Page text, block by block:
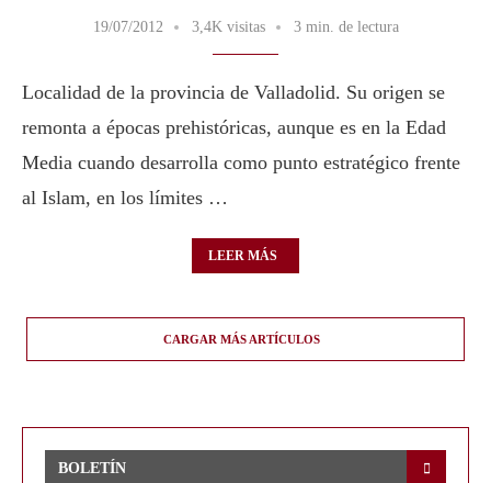
19/07/2012 3,4K visitas 3 min. de lectura
Localidad de la provincia de Valladolid. Su origen se
remonta a épocas prehistóricas, aunque es en la Edad
Media cuando desarrolla como punto estratégico frente
al Islam, en los límites …
LEER MÁS
CARGAR MÁS ARTÍCULOS
BOLETÍN